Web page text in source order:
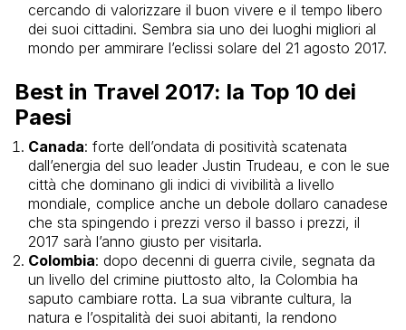
cercando di valorizzare il buon vivere e il tempo libero
dei suoi cittadini. Sembra sia uno dei luoghi migliori al
mondo per ammirare l’eclissi solare del 21 agosto 2017.
Best in Travel 2017: la Top 10 dei
Paesi
Canada: forte dell’ondata di positività scatenata
dall’energia del suo leader Justin Trudeau, e con le sue
città che dominano gli indici di vivibilità a livello
mondiale, complice anche un debole dollaro canadese
che sta spingendo i prezzi verso il basso i prezzi, il
2017 sarà l’anno giusto per visitarla.
Colombia: dopo decenni di guerra civile, segnata da
un livello del crimine piuttosto alto, la Colombia ha
saputo cambiare rotta. La sua vibrante cultura, la
natura e l’ospitalità dei suoi abitanti, la rendono